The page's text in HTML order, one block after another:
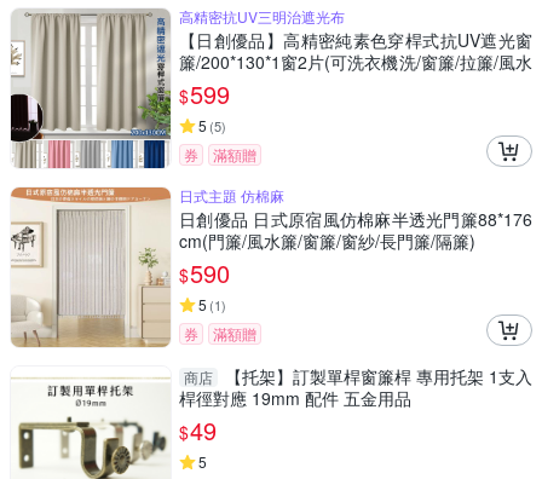
高精密抗UV三明治遮光布
【日創優品】高精密純素色穿桿式抗UV遮光窗
簾/200*130*1窗2片(可洗衣機洗/窗簾/拉簾/風水
簾/門簾) 售價599元
$599
5 (5)
券
滿額贈
日式主題 仿棉麻
日創優品 日式原宿風仿棉麻半透光門簾88*176
cm(門簾/風水簾/窗簾/窗紗/長門簾/隔簾)
$590
5 (1)
券 滿額贈
商店
【托架】訂製單桿窗簾桿 專用托架 1支入
桿徑對應 19mm 配件 五金用品
$49
5